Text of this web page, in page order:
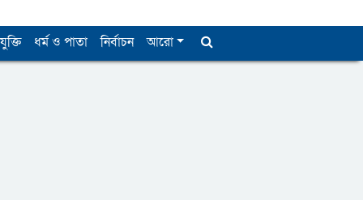
ধর্ম ও পাতা নির্বাচন আরো